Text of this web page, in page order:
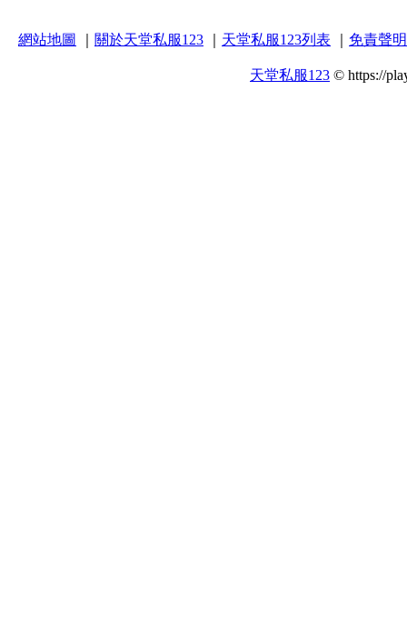
網站地圖 關於天堂私服123 天堂私服123列表 免責聲明
天堂私服123 © https://